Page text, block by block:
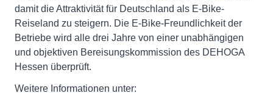
damit die Attraktivität für Deutschland als E-Bike-
Reiseland zu steigern. Die E-Bike-Freundlichkeit der
Betriebe wird alle drei Jahre von einer unabhängigen
und objektiven Bereisungskommission des DEHOGA
Hessen überprüft.
Weitere Informationen unter: